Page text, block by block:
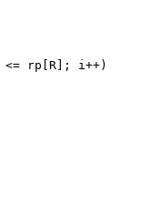
<= rp[R]; i ++)